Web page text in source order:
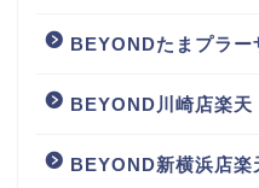
BEYONDたまプラー
BEYOND川崎店楽天
BEYOND新横浜店楽